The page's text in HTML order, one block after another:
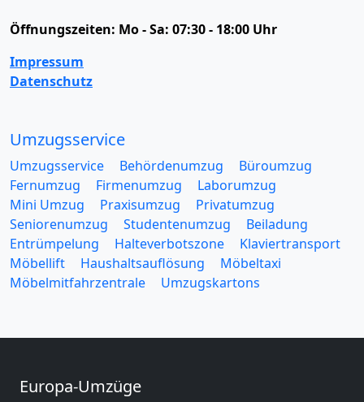
Öffnungszeiten: Mo - Sa: 07:30 - 18:00 Uhr
Impressum
Datenschutz
Umzugsservice
Umzugsservice Behördenumzug
Büroumzug
Fernumzug
Firmenumzug
Laborumzug
Mini Umzug
Praxisumzug
Privatumzug
Seniorenumzug
Studentenumzug
Beiladung
Entrümpelung
Halteverbotszone
Klaviertransport
Möbellift
Haushaltsauflösung
Möbeltaxi
Möbelmitfahrzentrale
Umzugskartons
Europa-Umzüge